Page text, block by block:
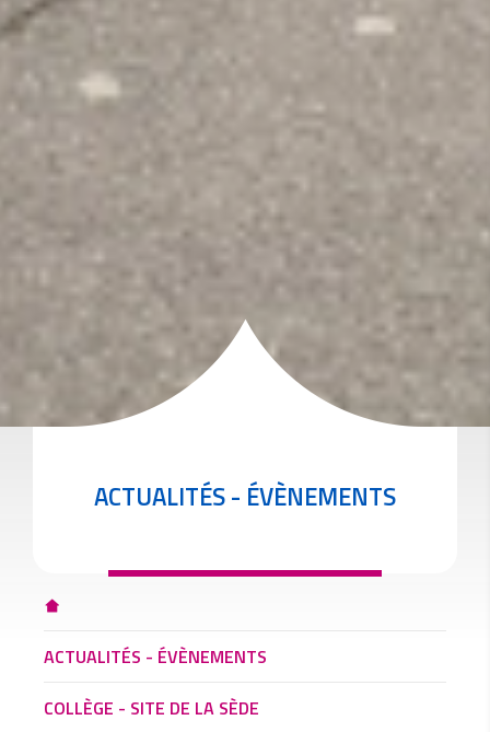
ACTUALITÉS - ÉVÈNEMENTS
ACTUALITÉS - ÉVÈNEMENTS
COLLÈGE - SITE DE LA SÈDE